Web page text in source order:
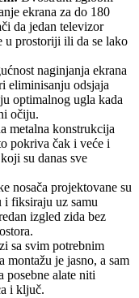
ekrana za do 180
da jedan televizor
u prostoriji ili da se lako
naginjanja ekrana
eliminisanju odsjaja
optimalnog ugla kada
očiju.
metalna konstrukcija
pokriva čak i veće i
su danas sve
nosača projektovane su
i fiksiraju uz samu
izgled zida bez
sa svim potrebnim
montažu je jasno, a sam
posebne alate niti
i ključ.